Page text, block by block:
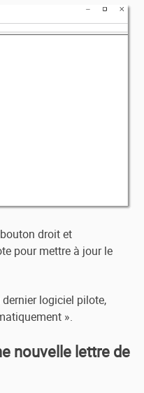
droit et
pour mettre à jour le
logiciel pilote,
».
nouvelle lettre de